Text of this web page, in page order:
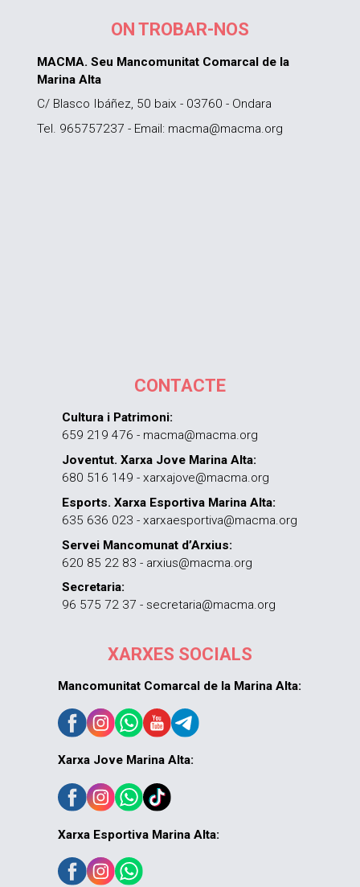
ON TROBAR-NOS
MACMA. Seu Mancomunitat Comarcal de la
Marina Alta
C/ Blasco Ibáñez, 50 baix - 03760 - Ondara
Tel. 965757237 - Email: macma@macma.org
CONTACTE
Cultura i Patrimoni:
659 219 476 - macma@macma.org
Joventut. Xarxa Jove Marina Alta:
680 516 149 - xarxajove@macma.org
Esports. Xarxa Esportiva Marina Alta:
635 636 023 - xarxaesportiva@macma.org
Servei Mancomunat d’Arxius:
620 85 22 83 - arxius@macma.org
Secretaria:
96 575 72 37 - secretaria@macma.org
XARXES SOCIALS
Mancomunitat Comarcal de la Marina Alta:
Xarxa Jove Marina Alta:
Xarxa Esportiva Marina Alta: